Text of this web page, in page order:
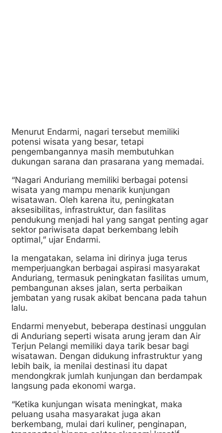
Menurut Endarmi, nagari tersebut memiliki
potensi wisata yang besar, tetapi
pengembangannya masih membutuhkan
dukungan sarana dan prasarana yang memadai.
“Nagari Anduriang memiliki berbagai potensi
wisata yang mampu menarik kunjungan
wisatawan. Oleh karena itu, peningkatan
aksesibilitas, infrastruktur, dan fasilitas
pendukung menjadi hal yang sangat penting agar
sektor pariwisata dapat berkembang lebih
optimal,” ujar Endarmi.
Ia mengatakan, selama ini dirinya juga terus
memperjuangkan berbagai aspirasi masyarakat
Anduriang, termasuk peningkatan fasilitas umum,
pembangunan akses jalan, serta perbaikan
jembatan yang rusak akibat bencana pada tahun
lalu.
Endarmi menyebut, beberapa destinasi unggulan
di Anduriang seperti wisata arung jeram dan Air
Terjun Pelangi memiliki daya tarik besar bagi
wisatawan. Dengan didukung infrastruktur yang
lebih baik, ia menilai destinasi itu dapat
mendongkrak jumlah kunjungan dan berdampak
langsung pada ekonomi warga.
“Ketika kunjungan wisata meningkat, maka
peluang usaha masyarakat juga akan
berkembang, mulai dari kuliner, penginapan,